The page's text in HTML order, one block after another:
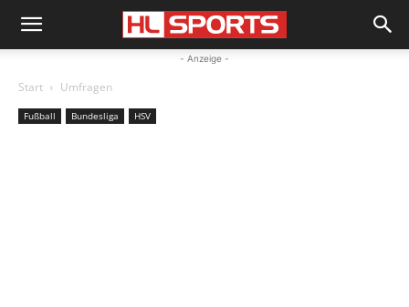
- Anzeige -
Start Umfragen
Fußball Bundesliga HSV